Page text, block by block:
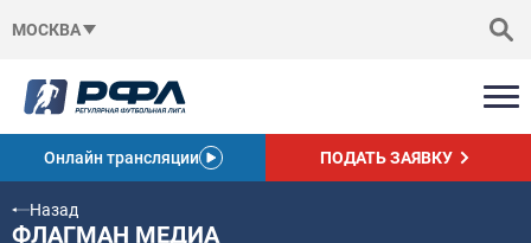
МОСКВА
Онлайн трансляции ПОДАТЬ ЗАЯВКУ
Назад
ФЛАГМАН МЕДИА